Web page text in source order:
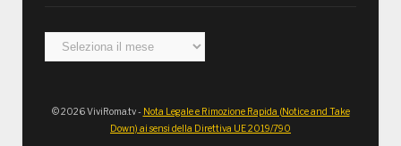
Archivi
© 2026 ViviRoma.tv - Nota Legale e Rimozione Rapida (Notice and Take
Down) ai sensi della Direttiva UE 2019/790